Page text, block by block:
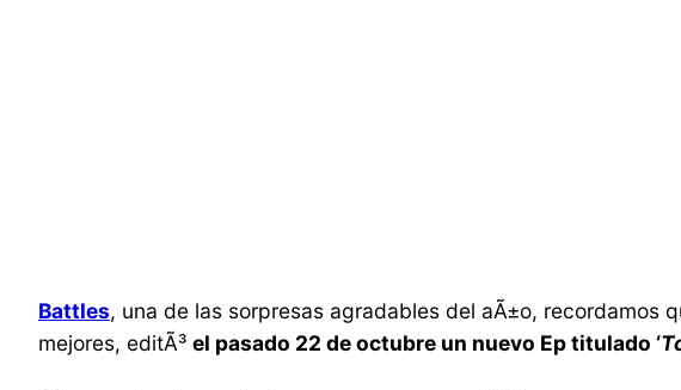
Battles, una de las sorpresas agradables del aÃ±o, recordamos
mejores, editÃ³ el pasado 22 de octubre un nuevo Ep titulado ‘